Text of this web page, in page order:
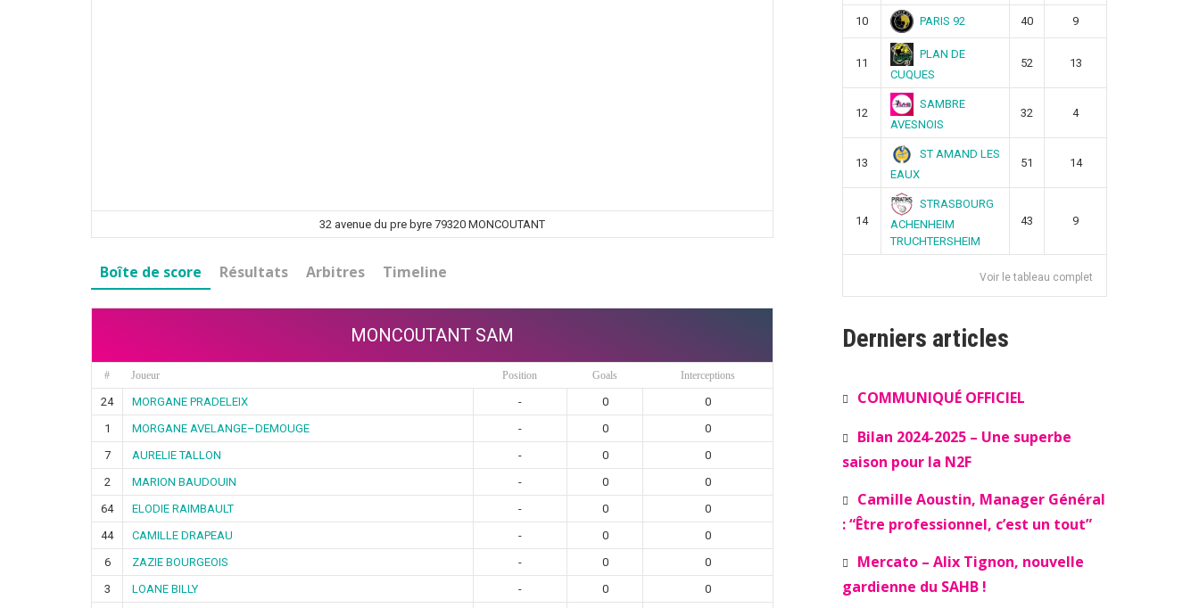
32 avenue du pre byre 79320 MONCOUTANT
Boîte de score Résultats Arbitres Timeline
MONCOUTANT SAM
# Joueur Position Goals Interceptions
24 MORGANE PRADELEIX - 0
0
1
MORGANE AVELANGE–DEMOUGE - 0
0
7
AURELIE TALLON - 0
0
2
MARION BAUDOUIN - 0
0
64
ELODIE RAIMBAULT - 0
0
44
CAMILLE DRAPEAU - 0
0
6
ZAZIE BOURGEOIS - 0
0
3
LOANE BILLY - 0
0
10 PARIS 92 40 9
11
PLAN DE
CUQUES
52 13
12
SAMBRE
AVESNOIS
32 4
13
ST AMAND LES
EAUX
51 14
14
STRASBOURG
ACHENHEIM
TRUCHTERSHEIM
43 9
Voir le tableau complet
Derniers articles
COMMUNIQUÉ OFFICIEL
Bilan 2024-2025 – Une superbe
saison pour la N2F
Camille Aoustin, Manager Général
: “Être professionnel, c’est un tout”
Mercato – Alix Tignon, nouvelle
gardienne du SAHB !